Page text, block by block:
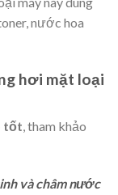
nước hoa
hơi mặt loại
tốt, tham khảo
và châm nước